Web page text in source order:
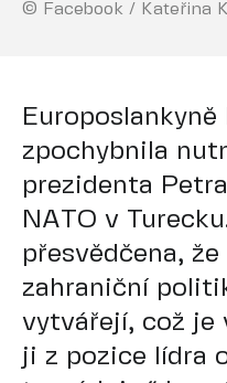
© Facebook / Kateřina
Europoslankyně
zpochybnila
prezidenta
NATO v
přesvědčena,
zahraniční
vytvářejí, což je
ji z pozice lídra